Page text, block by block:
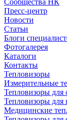
Сообщества НК
Пресс-центр
Новости
Статьи
Блоги
Фотогалерея
Каталоги
Контакты
Тепловизоры
Измерительные
Тепловизоры для
Тепловизоры для
Медицинские